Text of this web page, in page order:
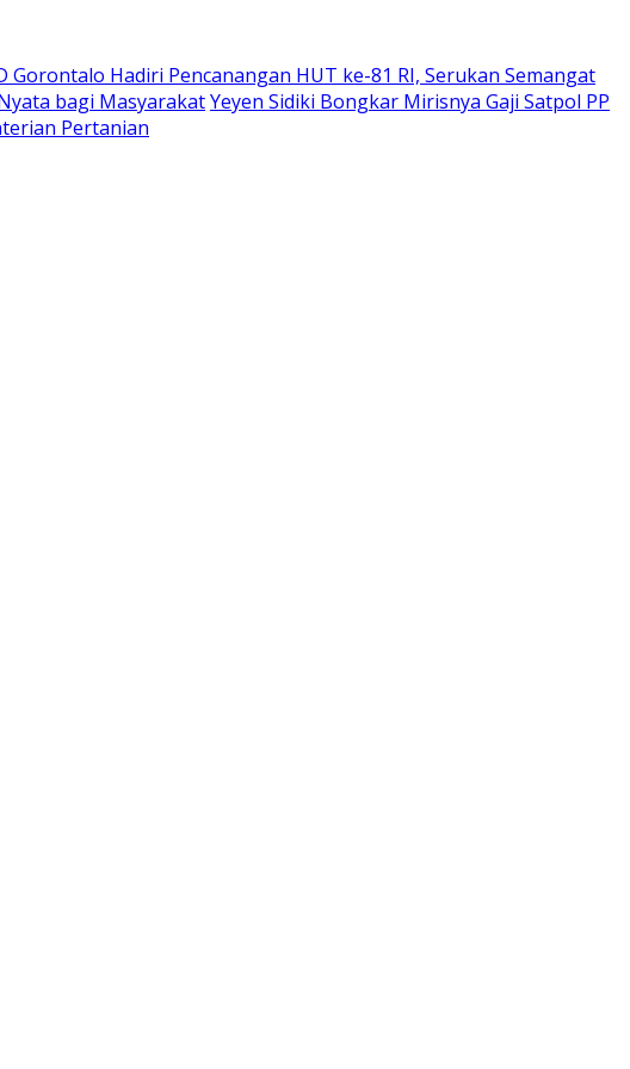
Gorontalo Hadiri Pencanangan HUT ke-81 RI, Serukan Semangat
bagi MasyarakatYeyen Sidiki Bongkar Mirisnya Gaji Satpol PP
Pertanian